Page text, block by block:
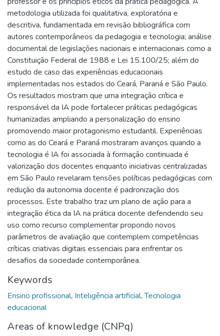
metodologia utilizada foi qualitativa, exploratória e
descritiva, fundamentada em revisão bibliográfica com
autores contemporâneos da pedagogia e tecnologia; análise
documental de legislações nacionais e internacionais como a
Constituição Federal de 1988 e Lei 15.100/25; além do
estudo de caso das experiências educacionais
implementadas nos estados do Ceará, Paraná e São Paulo.
Os resultados mostram que uma integração crítica e
responsável da IA pode fortalecer práticas pedagógicas
humanizadas ampliando a personalização do ensino
promovendo maior protagonismo estudantil. Experiências
como as do Ceará e Paraná mostraram avanços quando a
tecnologia é IA foi associada à formação continuada é
valorização dos docentes enquanto iniciativas centralizadas
em São Paulo revelaram tensões políticas pedagógicas com
redução da autonomia docente é padronização dos
processos. Este trabalho traz um plano de ação para a
integração ética da IA na prática docente defendendo seu
uso como recurso complementar propondo novos
parâmetros de avaliação que contemplem competências
críticas criativas digitais essenciais para enfrentar os
desafios da sociedade contemporânea.
Keywords
Ensino profissional, Inteligência artificial,Tecnologia
educacional
Areas of knowledge (CNPq)